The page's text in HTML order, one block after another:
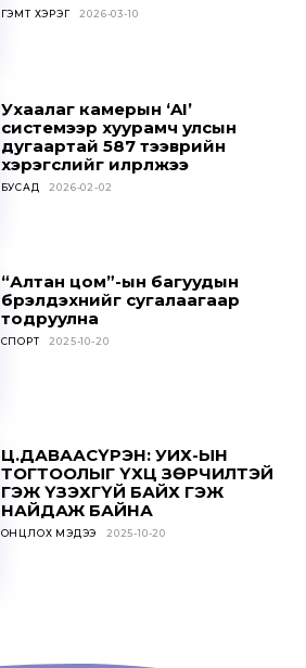
Don't miss
SUBSCRIBE
ГЭМТ ХЭРЭГ 2026-03-10
Ухаалаг камерын ‘AI’
системээр хуурамч улсын
дугаартай 587 тээврийн
хэрэгслийг илрүүлжээ
БУСАД 2026-02-02
“Алтан цом”-ын багуудын
бүрэлдэхүүнийг сугалаагаар
тодруулна
СПОРТ 2025-10-20
Ц.ДАВААСҮРЭН: УИХ-ЫН
ТОГТООЛЫГ ҮХЦ ЗӨРЧИЛТЭЙ
ГЭЖ ҮЗЭХГҮЙ БАЙХ ГЭЖ
НАЙДАЖ БАЙНА
ОНЦЛОХ МЭДЭЭ 2025-10-20